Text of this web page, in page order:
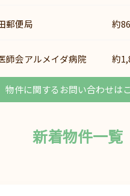
郵便局 約
師会アルメイダ病院 約
物件に関する お問い合わせは
新着物件一覧